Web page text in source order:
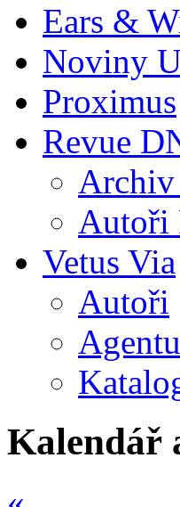
Ears &
Noviny
Proximus
Revue
Archiv
Autoři
Vetus Via
Autoři
Kalendář